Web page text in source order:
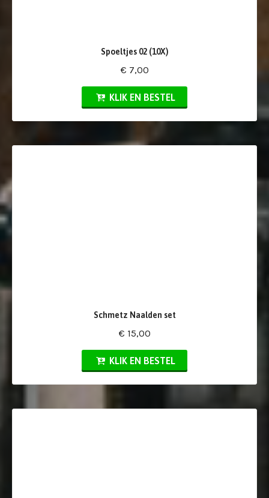
Spoeltjes 02 (10X)
€ 7,00
KLIK EN BESTEL
Schmetz Naalden set
€ 15,00
KLIK EN BESTEL